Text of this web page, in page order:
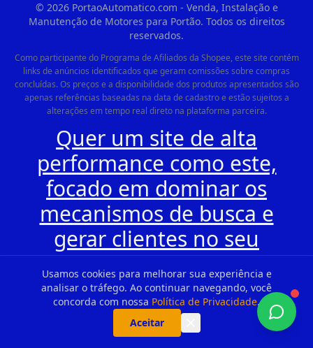
Usamos cookies para melhorar sua experiência e
analisar o tráfego. Ao continuar navegando, você
concorda com nossa Política de Privacidade.
Aceitar
© 2026PortaoAutomatico.com - Venda, Instalação e
Manutenção de Motores para Portão. Todos os direitos
reservados.
Como participante do Programa de Afiliados da Shopee, este site contém
links de anúncios identificados que geram comissões sobre compras
concluídas. Os preços e a disponibilidade dos produtos apresentados são
apenas referências baseadas na data de cadastro e estão sujeitos a
alterações em tempo real direto na plataforma parceira.
Quer um site de alta
performance como este,
focado em dominar os
mecanismos de busca e
gerar clientes no seu
WhatsApp todos os dias?
Clique aqui e conheça a ®
ALUGUESITES.COM